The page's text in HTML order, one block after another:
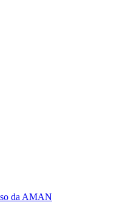
da AMAN